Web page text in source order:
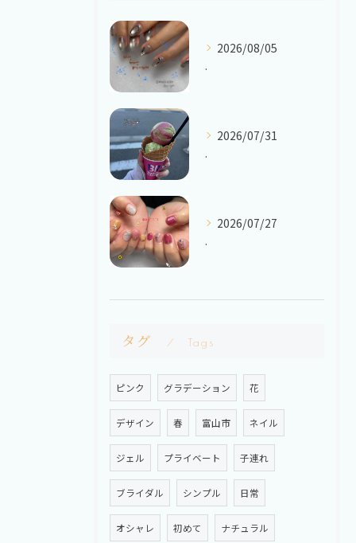
2026/08/05
.
2026/07/31
.
2026/07/27
.
タグ Tags
ピンク グラデーション 花
デザイン 春 富山市 ネイル
ジェル プライベート 子連れ
ブライダル シンプル 日常
オシャレ 初めて ナチュラル